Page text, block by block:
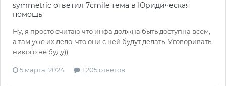
symmetric ответил 7cmile тема в Юридическая
помощь
Ну, я просто считаю что инфа должна быть доступна всем,
а там уже их дело, что они с ней будут делать. Уговоривать
никого не буду))
5 марта, 2024 1,205 ответов